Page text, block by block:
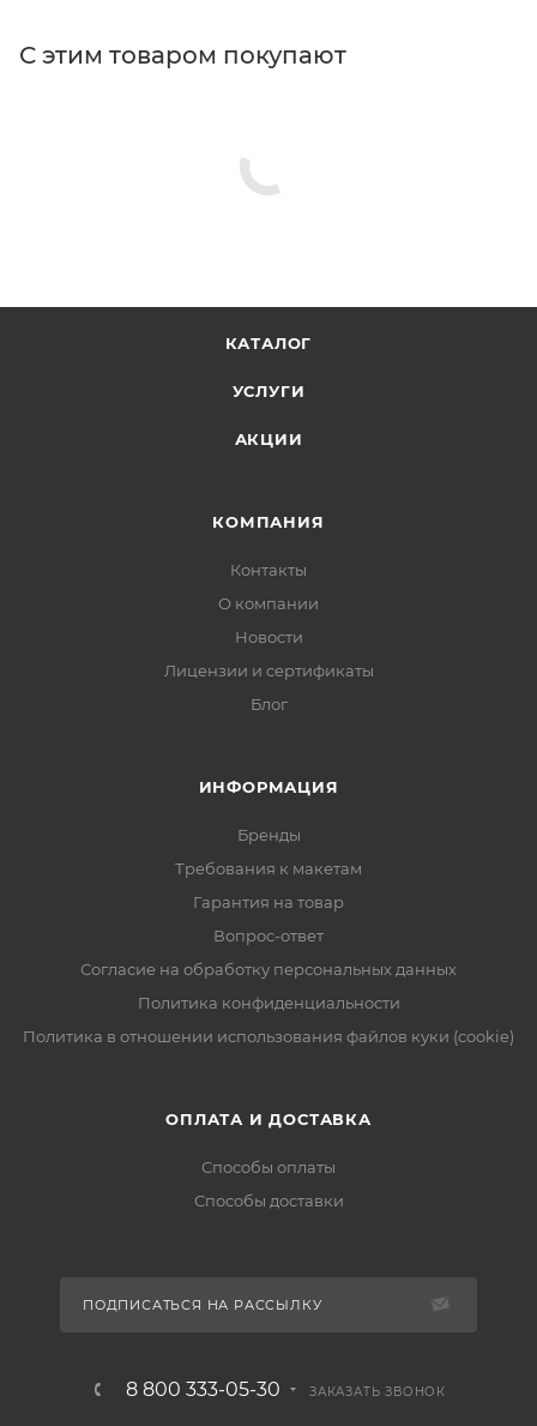
С этим товаром покупают
КАТАЛОГ
УСЛУГИ
АКЦИИ
КОМПАНИЯ
Контакты
О компании
Новости
Лицензии и сертификаты
Блог
ИНФОРМАЦИЯ
Бренды
Требования к макетам
Гарантия на товар
Вопрос-ответ
Согласие на обработку персональных данных
Политика конфиденциальности
Политика в отношении использования файлов куки (cookie)
ОПЛАТА И ДОСТАВКА
Способы оплаты
Способы доставки
ПОДПИСАТЬСЯ НА РАССЫЛКУ
8 800 333-05-30 ЗАКАЗАТЬ ЗВОНОК